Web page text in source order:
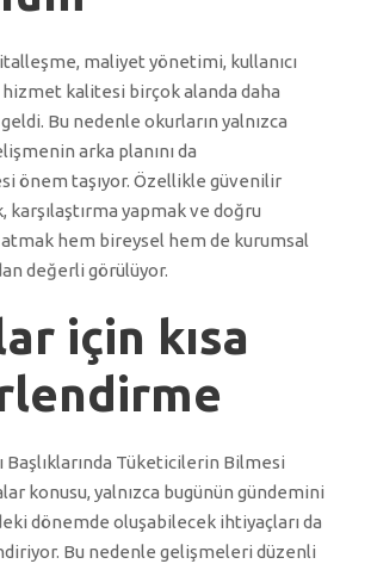
maliyet yönetimi, kullanıcı
kalitesi birçok alanda daha
Bu nedenle okurların yalnızca
arka planını da
önem taşıyor. Özellikle güvenilir
karşılaştırma yapmak ve doğru
atmak hem bireysel hem de kurumsal
değerli görülüyor.
için kısa
Başlıklarında Tüketicilerin Bilmesi
konusu, yalnızca bugünün gündemini
dönemde oluşabilecek ihtiyaçları da
Bu nedenle gelişmeleri düzenli